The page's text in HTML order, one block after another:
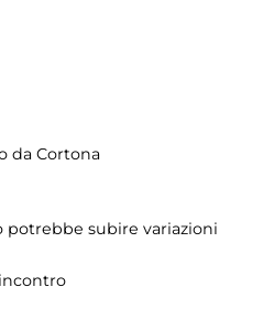
da Cortona
subire variazioni